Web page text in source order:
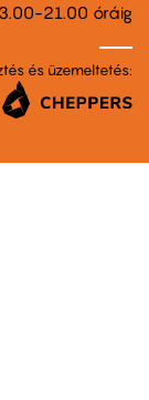
21.00 óráig
és üzemeltetés: